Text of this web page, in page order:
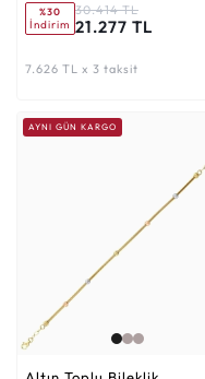
%30
İndirim
30.414 TL
21.277 TL
7.626 TL x 3 taksit
AYNI GÜN KARGO